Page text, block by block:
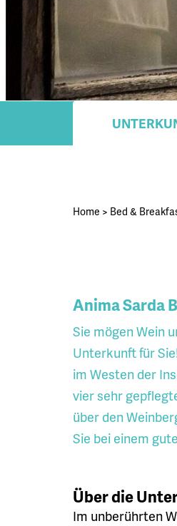
Home > Bed &
Anima Sarda
Sie mögen Wein
Unterkunft für
im Westen der
vier sehr
über den
Sie bei einem
Über die
Im unberührten